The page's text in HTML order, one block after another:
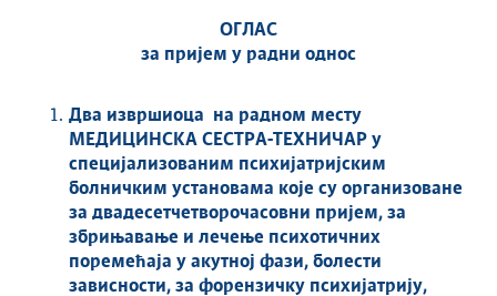
ОГЛАС
за пријем у радни однос
Два извршиоца на радном месту
МЕДИЦИНСКА СЕСТРА-ТЕХНИЧАР у
специјализованим психијатријским
болничким установама које су организоване
за двадесетчетворочасовни пријем, за
збрињавање и лечење психотичних
поремећаја у акутној фази, болести
зависности, за форензичку психијатрију,